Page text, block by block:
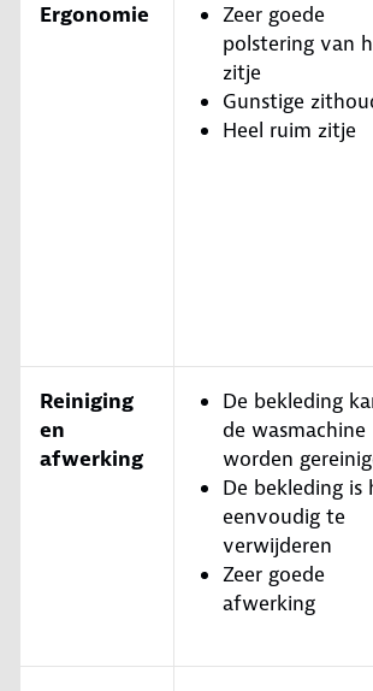
Ergonomie
Zeer goede
polstering van
zitje
Gunstige
Heel ruim zitje
Reiniging
en
afwerking
De bekleding
de wasmachine
worden
De bekleding is
eenvoudig te
verwijderen
Zeer goede
afwerking